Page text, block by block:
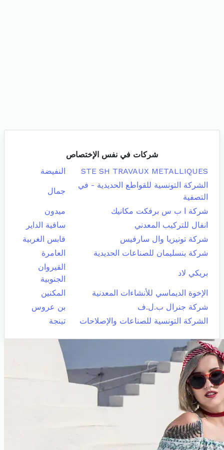
شركات في نفس الإختصاص
STE SH TRAVAUX METALLIQUES
النفيضة
الشركة التونسية للقواطع الحديدية - في
التصفية
جمال
شركة ا ب س برفكت مكانيك
ميدون
انفال للتركيب المعدني
ساقية الداير
شركة تونيزيا وال سارفيس
قابس الغربية
شركة بنسليمان للصناعات الحديدية
العامرة
بريكي لاد
القيروان
الجنوبية
الإخوة الديماسي للأنشاءات المعدنية
المكنين
شركة جنرال ب.ل.ف
بن عروس
الشركة التونسية للصناعات والإصلاحات
تينجة